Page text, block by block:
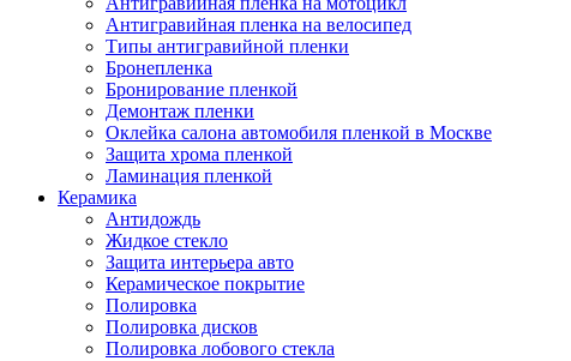
Антигравийная пленка на велосипед
Типы антигравийной пленки
Бронепленка
Бронирование пленкой
Демонтаж пленки
Оклейка салона автомобиля пленкой в Москве
Защита хрома пленкой
Ламинация пленкой
Керамика
Антидождь
Жидкое стекло
Защита интерьера авто
Керамическое покрытие
Полировка
Полировка дисков
Полировка лобового стекла